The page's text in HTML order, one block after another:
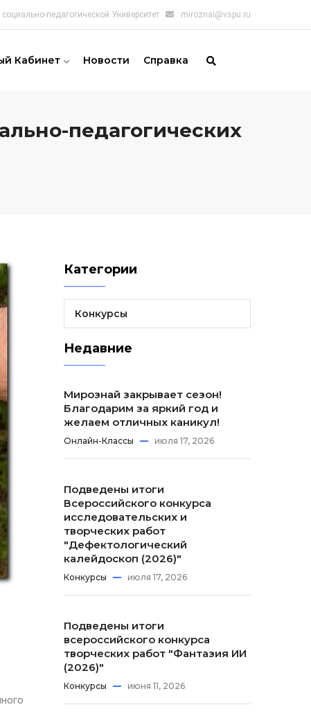
педагогической Университет miroznai@vspu.ru
Кабинет Новости Справка
педагогических
Категории
Конкурсы
Недавние
Мирознай закрывает сезон!
Благодарим за яркий год и
желаем отличных каникул!
Онлайн-Классы июля 17, 2026
Подведены итоги
Всероссийского конкурса
исследовательских и
творческих работ
"Дефектологический
калейдоскоп (2026)"
Конкурсы июля 17, 2026
Подведены итоги
всероссийского конкурса
творческих работ "Фантазия ИИ
(2026)"
Конкурсы июня 11, 2026